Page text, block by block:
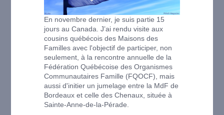
En novembre dernier, je suis partie 15
jours au Canada. J’ai rendu visite aux
cousins québécois des Maisons des
Familles avec l'objectif de participer, non
seulement, à la rencontre annuelle de la
Fédération Québécoise des Organismes
Communautaires Famille (FQOCF), mais
aussi d'initier un jumelage entre la MdF de
Bordeaux et celle des Chenaux, située à
Sainte-Anne-de-la-Pérade.